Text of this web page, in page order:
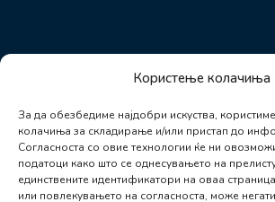
Користење колачиња
За да обезбедиме најдобри искуства,
колачиња за складирање и/или пристап до
Согласноста со овие технологии ќе ни
податоци како што се однесувањето на
единствените идентификатори на оваа
или повлекувањето на согласноста, може